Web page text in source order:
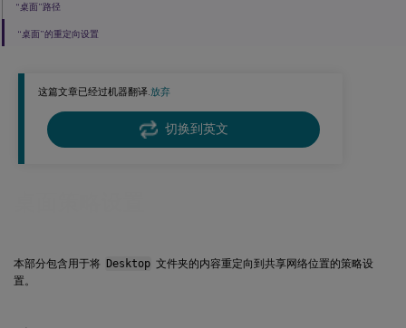
这篇文章已经过机器翻译.放弃
切换到英文
本部分包含用于将 Desktop 文件夹的内容重定向到共享网络位置的策略设
置。
“桌面”路径
“桌面”的重定向设置